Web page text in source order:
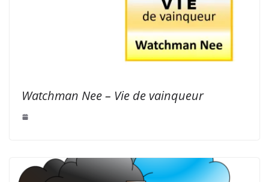
Watchman Nee – Vie de vainqueur